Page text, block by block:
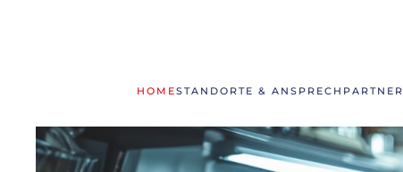
HOMESTANDORTE & ANSPRECHPARTNER